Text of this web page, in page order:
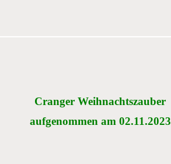
Cranger Weihnachtszauber
aufgenommen am 02.11.2023